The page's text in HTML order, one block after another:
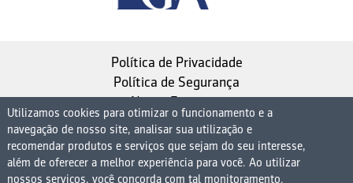
Política de Privacidade
Política de Segurança
Nosso Estatuto
Instituto de Longevidade MAG, uma empresa do
Grupo MAG
Utilizamos cookies para otimizar o funcionamento e a
navegação de nosso site, analisar sua utilização e
recomendar produtos e serviços que sejam do seu interesse,
além de oferecer a melhor experiência para você. Ao utilizar
nossos serviços, você concorda com tal monitoramento.